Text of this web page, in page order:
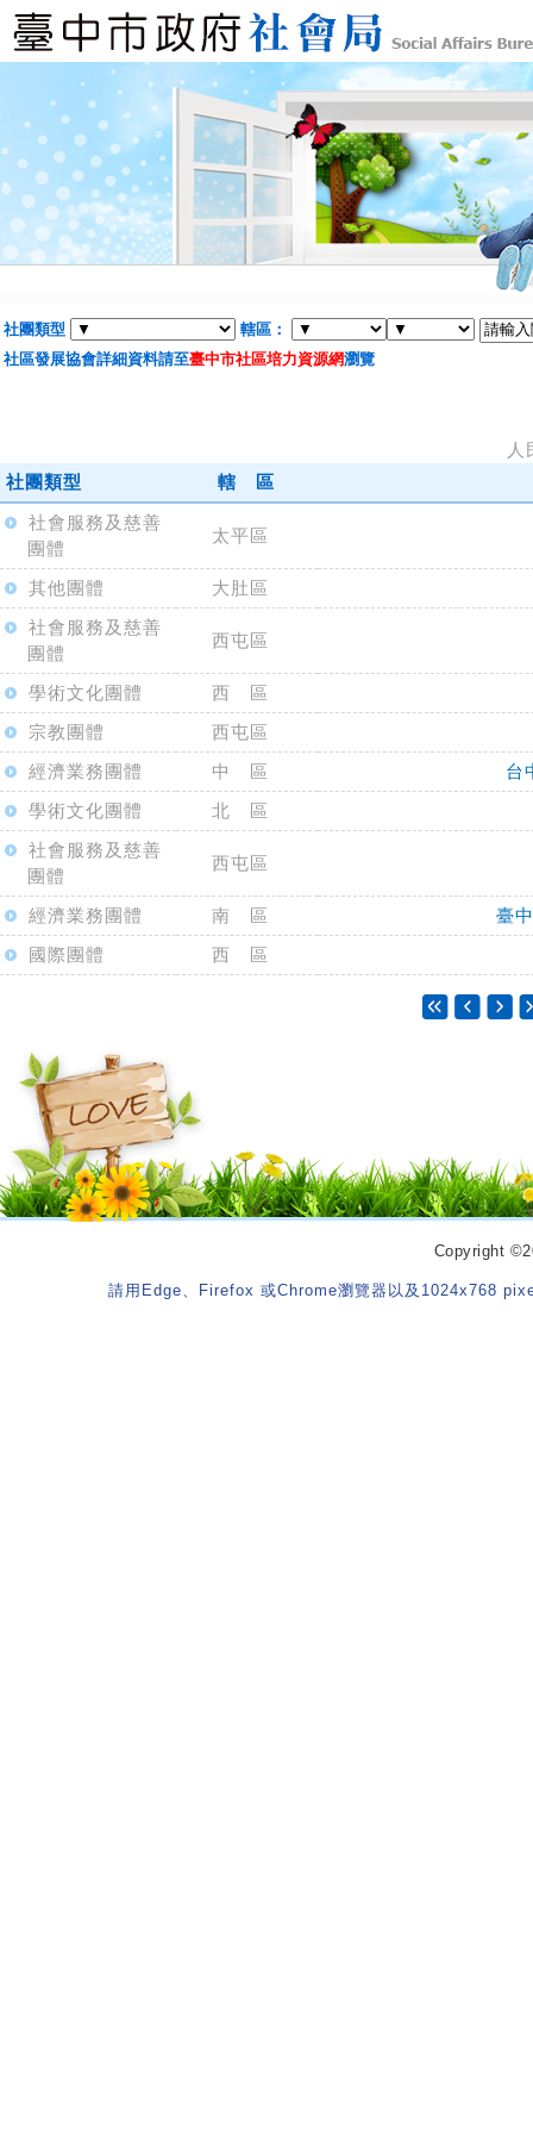
社團類型
轄區：
社區發展協會詳細資料請至臺中市社區培力資源網瀏覽
社團類型
轄 區
社會服務及慈善
團體
太平區
其他團體
大肚區
社會服務及慈善
團體
西屯區
學術文化團體
西 區
宗教團體
西屯區
經濟業務團體
中 區
台
學術文化團體
北 區
社會服務及慈善
團體
西屯區
經濟業務團體 南 區
臺
國際團體
西 區
Copyright
請用Edge、Firefox 或Chrome瀏覽器以及1024x768